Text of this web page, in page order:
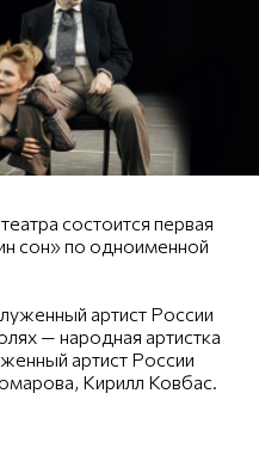
состоится первая
сон» по одноименной
артист России
— народная артистка
артист России
Кирилл Ковбас.